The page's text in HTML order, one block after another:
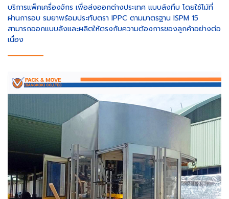
บริการแพ็คเครื่องจักร เพื่อส่งออกต่างประเทศ แบบลังทึบ โดยใช้ไม้ที่
ผ่านการอบ รมยาพร้อมประทับตรา IPPC ตามมาตรฐาน ISPM 15
สามารถออกแบบลังและผลิตให้ตรงกับความต้องการของลูกค้าอย่างต่อ
เนื่อง